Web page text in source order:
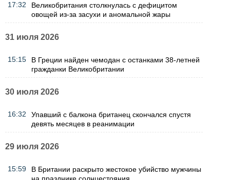
17:32
Великобритания столкнулась с дефицитом
овощей из-за засухи и аномальной жары
31 июля 2026
15:15
В Греции найден чемодан с останками 38-летней
гражданки Великобритании
30 июля 2026
16:32
Упавший с балкона британец скончался спустя
девять месяцев в реанимации
29 июля 2026
15:59
В Британии раскрыто жестокое убийство мужчины
на празднике солнцестояния